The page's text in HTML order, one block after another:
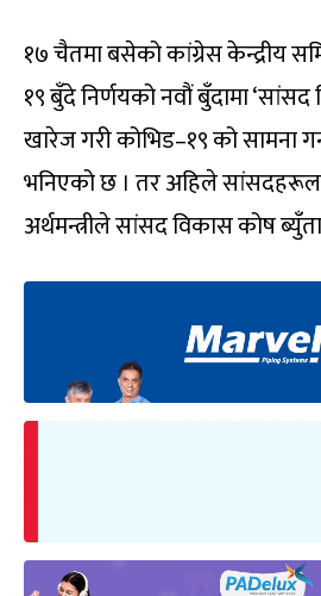
१७ चैतमा बसेको कांग्रेस केन्द्रीय
१९ बुँदे निर्णयको नवौं बुँदामा
खारेज गरी कोभिड–१९ को सामना
भनिएको छ । तर अहिले
अर्थमन्त्रीले सांसद विकास कोष